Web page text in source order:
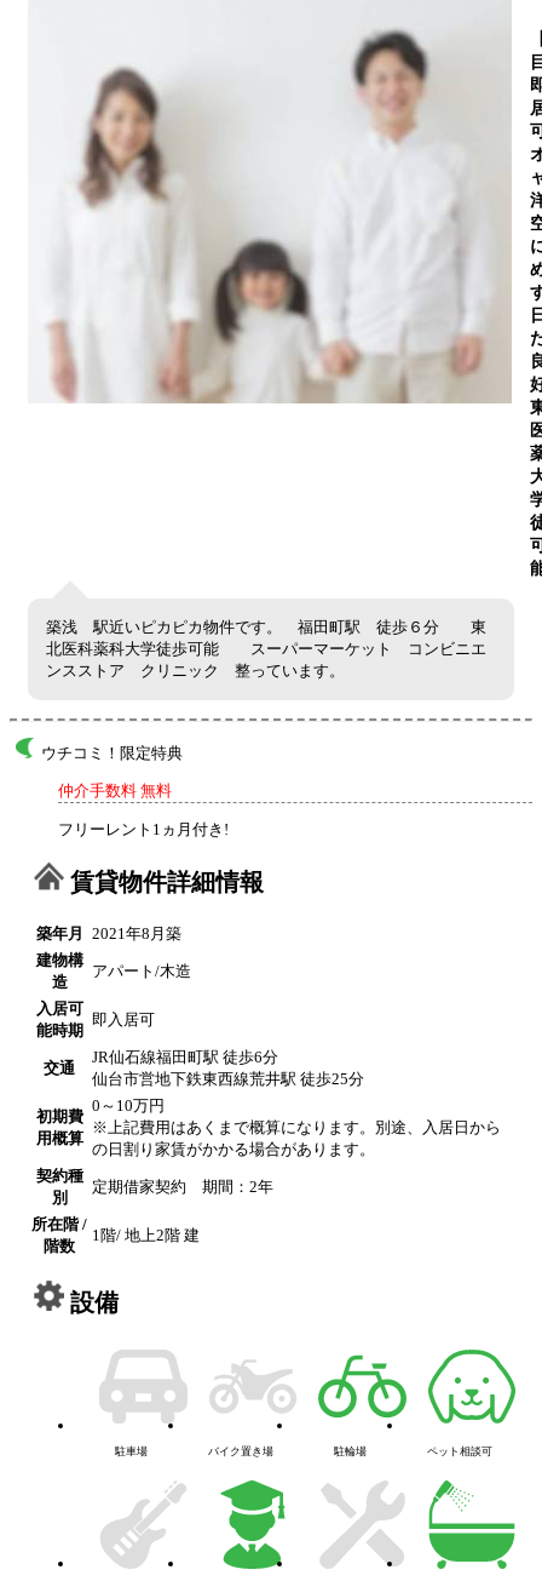
築浅 駅近いピカピカ物件です。 福田町駅 徒歩６分 東
北医科薬科大学徒歩可能 スーパーマーケット コンビニエ
ンスストア クリニック 整っています。
ウチコミ！限定特典
仲介手数料 無料
フリーレント1ヵ月付き!
賃貸物件詳細情報
築年月 2021年8月築
建物構
造
アパート/木造
入居可
能時期
即入居可
交通
JR仙石線福田町駅 徒歩6分
仙台市営地下鉄東西線荒井駅 徒歩25分
初期費
用概算
0～10万円
※上記費用はあくまで概算になります。別途、入居日から
の日割り家賃がかかる場合があります。
契約種
別
定期借家契約 期間：2年
所在階 /
階数
1階/ 地上2階 建
設備
駐車場 バイク置き場 駐輪場 ペット相談可